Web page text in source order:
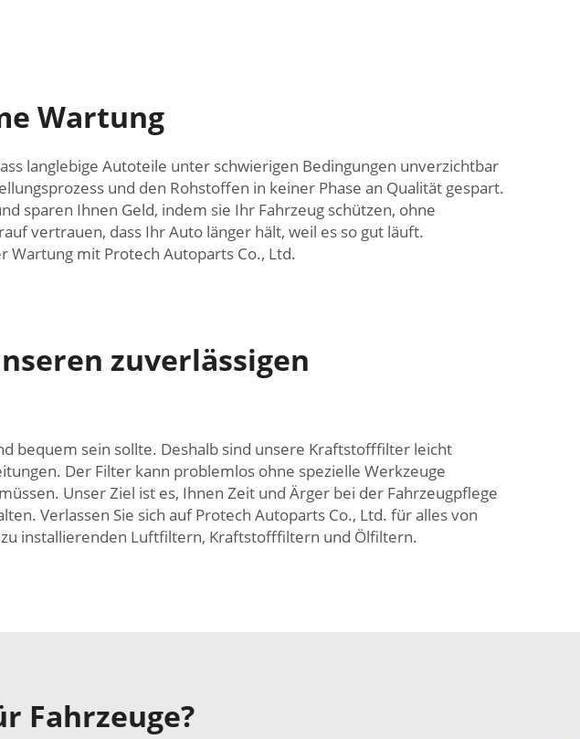
Wartung
langlebige Autoteile unter schwierigen Bedingungen unverzichtbar
und den Rohstoffen in keiner Phase an Qualität gespart.
sparen Ihnen Geld, indem sie Ihr Fahrzeug schützen, ohne
vertrauen, dass Ihr Auto länger hält, weil es so gut läuft.
Wartung mit Protech Autoparts Co., Ltd.
zuverlässigen
bequem sein sollte. Deshalb sind unsere Kraftstofffilter leicht
Der Filter kann problemlos ohne spezielle Werkzeuge
Unser Ziel ist es, Ihnen Zeit und Ärger bei der Fahrzeugpflege
Verlassen Sie sich auf Protech Autoparts Co., Ltd. für alles von
installierenden Luftfiltern, Kraftstofffiltern und Ölfiltern.
Fahrzeuge?